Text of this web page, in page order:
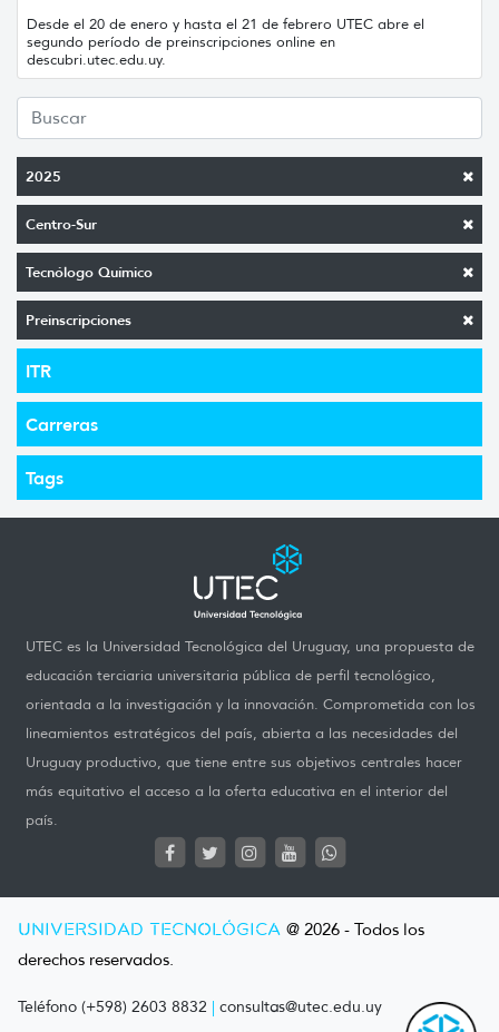
2025
Centro-Sur
Tecnólogo Químico
Preinscripciones
ITR
Carreras
Tags
Desde el 20 de enero y hasta el 21 de febrero UTEC abre el
segundo período de preinscripciones online en
descubri.utec.edu.uy.
UTEC es la Universidad Tecnológica del Uruguay, una propuesta de
educación terciaria universitaria pública de perfil tecnológico,
orientada a la investigación y la innovación. Comprometida con los
lineamientos estratégicos del país, abierta a las necesidades del
Uruguay productivo, que tiene entre sus objetivos centrales hacer
más equitativo el acceso a la oferta educativa en el interior del
país.
UNIVERSIDAD TECNOLÓGICA @ 2026 - Todos los
derechos reservados.
Teléfono (+598) 2603 8832 | consultas@utec.edu.uy